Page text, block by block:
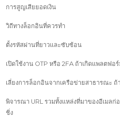
การสูญเสียยอดเงิน
วิถีทางล็อกอินที่ควรทำ
ตั้งรหัสผ่านที่ยาวและซับซ้อน
เปิดใช้งาน OTP หรือ 2FA ถ้าเกิดแพลตฟอ
เลี่ยงการล็อกอินจากเครือข่ายสาธารณะ ถ้
พิจารณา URL รวมทั้งแหล่งที่มาของอีเมล
ชิ่ง